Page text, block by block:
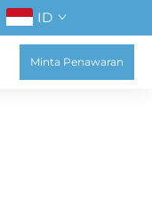
ID
Minta Penawaran